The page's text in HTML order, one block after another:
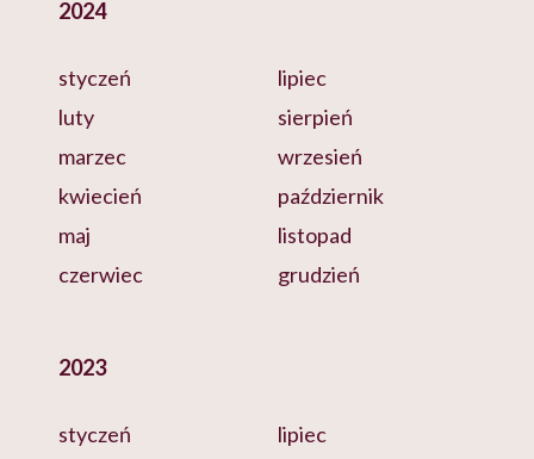
2024
styczeń
luty
marzec
kwiecień
maj
czerwiec
lipiec
sierpień
wrzesień
październik
listopad
grudzień
2023
styczeń
lipiec